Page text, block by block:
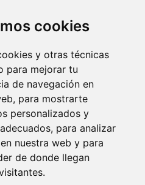
cookies
y otras técnicas
para mejorar tu
de navegación en
para mostrarte
personalizados y
para analizar
nuestra web y para
de donde llegan
su pedido en cualquier momento
un árbol. Leer más